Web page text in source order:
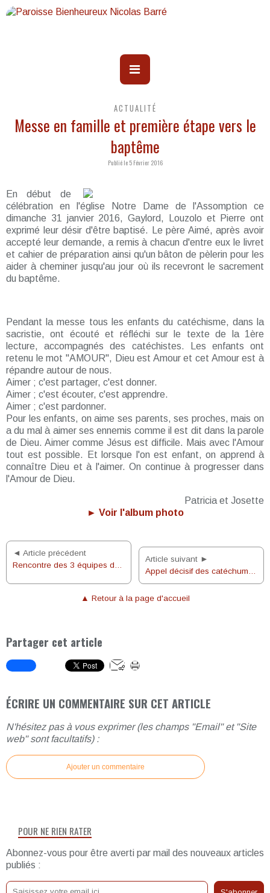
ACTUALITÉ
Messe en famille et première étape vers le
baptême
Publié le 5 Février 2016
En début de
célébration en l'église Notre Dame de l'Assomption ce
dimanche 31 janvier 2016, Gaylord, Louzolo et Pierre ont
exprimé leur désir d'être baptisé. Le père Aimé, après avoir
accepté leur demande, a remis à chacun d'entre eux le livret
et cahier de préparation ainsi qu'un bâton de pèlerin pour les
aider à cheminer jusqu'au jour où ils recevront le sacrement
du baptême.
Pendant la messe tous les enfants du catéchisme, dans la
sacristie, ont écouté et réfléchi sur le texte de la 1ère
lecture, accompagnés des catéchistes. Les enfants ont
retenu le mot "AMOUR", Dieu est Amour et cet Amour est à
répandre autour de nous.
Aimer ; c'est partager, c'est donner.
Aimer ; c'est écouter, c'est apprendre.
Aimer ; c'est pardonner.
Pour les enfants, on aime ses parents, ses proches, mais on
a du mal à aimer ses ennemis comme il est dit dans la parole
de Dieu. Aimer comme Jésus est difficile. Mais avec l'Amour
tout est possible. Et lorsque l'on est enfant, on apprend à
connaître Dieu et à l'aimer. On continue à progresser dans
l'Amour de Dieu.
Patricia et Josette
► Voir l'album photo
◄ Article précédent
Rencontre des 3 équipes du MCR le 26 janvier 2016
Article suivant ►
Appel décisif des catéchumènes à la cathédrale de Rouen
▲ Retour à la page d'accueil
Partager cet article
ÉCRIRE UN COMMENTAIRE SUR CET ARTICLE
N'hésitez pas à vous exprimer (les champs "Email" et "Site
web" sont facultatifs) :
Ajouter un commentaire
POUR NE RIEN RATER
Abonnez-vous pour être averti par mail des nouveaux articles
publiés :